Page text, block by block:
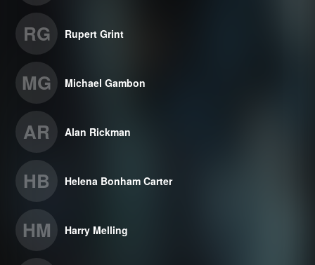
RG Rupert Grint
MG Michael Gambon
AR Alan Rickman
HB Helena Bonham Carter
HM Harry Melling